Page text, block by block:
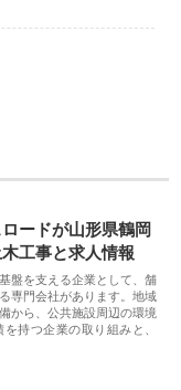
ードが山形県鶴岡
工事と求人情報
盤を支える企業として、舗
専門会社があります。地域
から、公共施設周辺の環境
持つ企業の取り組みと、